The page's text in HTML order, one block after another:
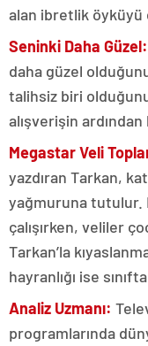
alan ibretlik öyküyü
Seninki Daha Güzel:
daha güzel
talihsiz biri
alışverişin
Megastar Veli
yazdıran Tarkan,
yağmuruna tutulur.
çalışırken, veliler
Tarkan’la
hayranlığı ise
Analiz Uzmanı:
programlarında